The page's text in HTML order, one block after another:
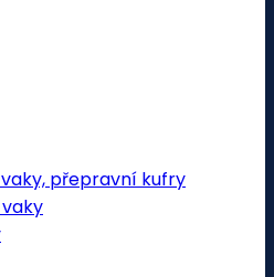
přepravní kufry